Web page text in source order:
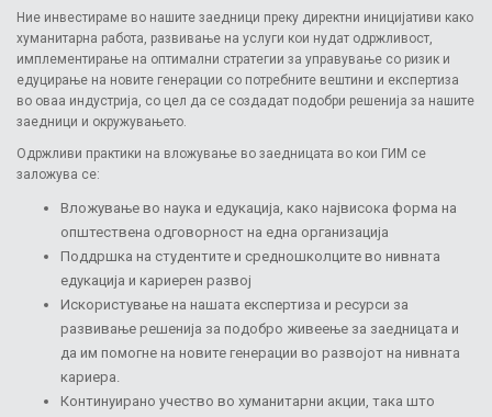
Ние инвестираме во нашите заедници преку директни иницијативи како
хуманитарна работа, развивање на услуги кои нудат одржливост,
имплементирање на оптимални стратегии за управување со ризик и
едуцирање на новите генерации со потребните вештини и експертиза
во оваа индустрија, со цел да се создадат подобри решенија за нашите
заедници и окружувањето.
Одржливи практики на вложување во заедницата во кои ГИМ се
заложува се:
Вложување во наука и едукација, како највисока форма на
општествена одговорност на една организација
Поддршка на студентите и средношколците во нивната
едукација и кариерен развој
Искористување на нашата експертиза и ресурси за
развивање решенија за подобро живеење за заедницата и
да им помогне на новите генерации во развојот на нивната
кариера.
Континуирано учество во хуманитарни акции, така што